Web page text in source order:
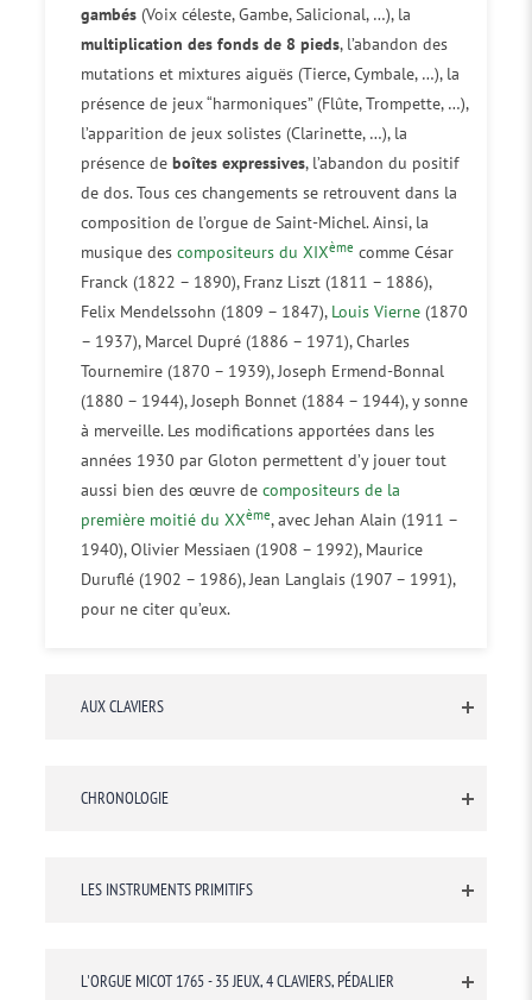
gambés (Voix céleste, Gambe, Salicional, …), la
multiplication des fonds de 8 pieds, l’abandon des
mutations et mixtures aiguës (Tierce, Cymbale, …), la
présence de jeux “harmoniques” (Flûte, Trompette, …),
l’apparition de jeux solistes (Clarinette, …), la
présence deboîtes expressives, l’abandon du positif
de dos. Tous ces changements se retrouvent dans la
composition de l’orgue de Saint-Michel. Ainsi, la
musique descompositeurs du XIXème comme César
Franck (1822 – 1890), Franz Liszt (1811 – 1886),
Felix Mendelssohn (1809 – 1847), Louis Vierne (1870
– 1937), Marcel Dupré (1886 – 1971), Charles
Tournemire (1870 – 1939), Joseph Ermend-Bonnal
(1880 – 1944), Joseph Bonnet (1884 – 1944), y sonne
à merveille. Les modifications apportées dans les
années 1930 par Gloton permettent d’y jouer tout
aussi bien des œuvre decompositeurs de la
première moitié du XXème, avec Jehan Alain (1911 –
1940), Olivier Messiaen (1908 – 1992), Maurice
Duruflé (1902 – 1986), Jean Langlais (1907 – 1991),
pour ne citer qu’eux.
AUX CLAVIERS
CHRONOLOGIE
LES INSTRUMENTS PRIMITIFS
L'ORGUE MICOT 1765 - 35 JEUX, 4 CLAVIERS, PÉDALIER